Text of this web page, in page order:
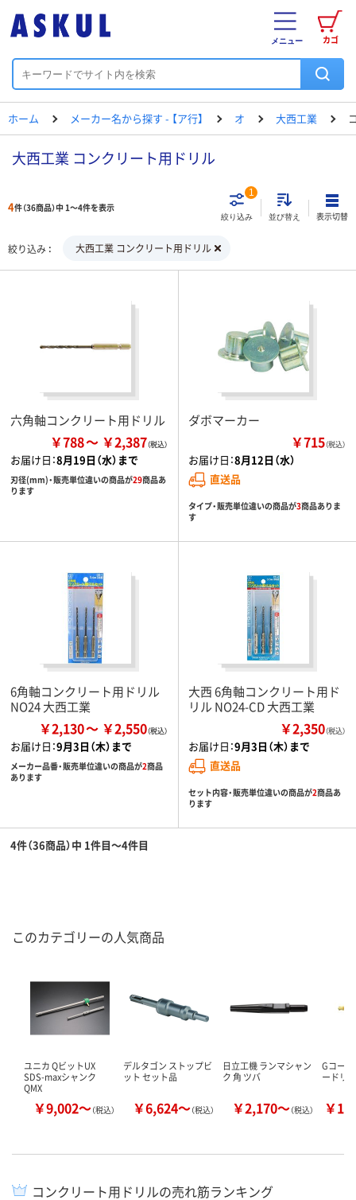
カゴ
メニュー
ホーム メーカー名から探す - 【ア行】 オ 大西工業
大西工業 コンクリート用ドリル
4件（36商品）中 1～4件を表示
絞り込み
1
並び替え 表示切替
絞り込み 大西工業 コンクリート用ドリル
六角軸コンクリート用ドリル
￥788 ￥2,387
お届け日：8月19日（水）まで
刃径(mm)・販売単位違いの商品が29商品あ
ります
ダボマーカー
￥715（税込）
お届け日：8月12日（水）
直送品
タイプ・販売単位違いの商品が3商品ありま
す
6角軸コンクリート用ドリル
NO24 大西工業
￥2,130 ￥2,550
お届け日：9月3日（木）まで
メーカー品番・販売単位違いの商品が2商品
あります
大西 6角軸コンクリート用ド
リル NO24-CD 大西工業
￥2,350（税込）
お届け日：9月3日（木）まで
直送品
セット内容・販売単位違いの商品が2商品あ
ります
4件（36商品）中 1件目～4件目
このカテゴリーの人気商品
ユニカ QビットUX
SDS-maxシャンク
QMX
￥9,002～（税込）
デルタゴン ストップビ
ット セット品
￥6,624～（税込）
日立工機 ランマシャン
ク 角 ツバ
￥2,170～（税込）
Gコー
ードリル
￥
コンクリート用ドリルの売れ筋ランキング